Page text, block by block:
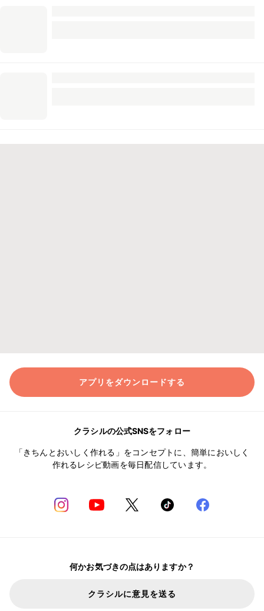
アプリをダウンロードする
クラシルの公式SNSをフォロー
「きちんとおいしく作れる」をコンセプトに、簡単においしく
作れるレシピ動画を毎日配信しています。
何かお気づきの点はありますか？
クラシルに意見を送る